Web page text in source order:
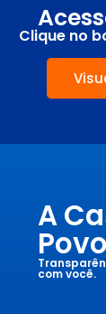
Clique no
A
com você.